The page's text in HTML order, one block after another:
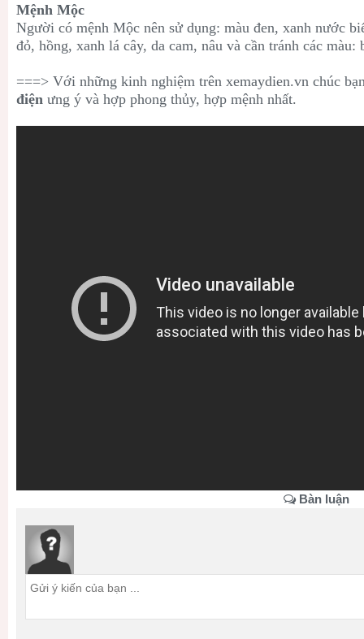
Mệnh Mộc
Người có mệnh Mộc nên sử dụng: màu đen, xanh nước
đỏ, hồng, xanh lá cây, da cam, nâu và cần tránh các màu:
===> Với những kinh nghiệm trên xemaydien.vn chúc
điện ưng ý và hợp phong thủy, hợp mệnh nhất.
Bàn luận